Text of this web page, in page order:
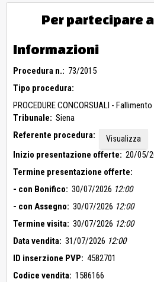
Per partecipare
Informazioni
Procedura n.: 73/2015
Tipo procedura:
PROCEDURE CONCORSUALI -
Tribunale: Siena
Referente procedura:
Visualizza
Inizio presentazione offerte: 20/05/
Termine presentazione offerte:
- con Bonifico: 30/07/2026 12:00
- con Assegno: 30/07/2026 12:00
Termine visita: 30/07/2026 12:00
Data vendita: 31/07/2026 12:00
ID inserzione PVP: 4582701
Codice vendita: 1586166